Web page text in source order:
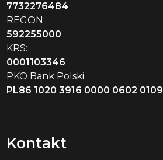
7732276484
REGON:
592255000
KRS:
0001103346
PKO Bank Polski
PL86 1020 3916 0000 0602
Kontakt